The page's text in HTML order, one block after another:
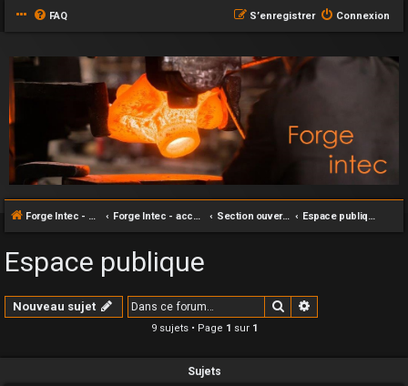
FAQ Connexion
S’enregistrer
Forge Intec - accueil Forge Intec - accueil Section ouverte au grand publique Espace publique
Espace publique
Nouveau sujet Rechercher
9 sujets • Page 1 sur 1
Sujets